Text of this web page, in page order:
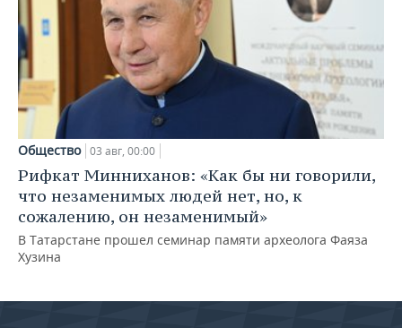
Общество 03 авг, 00:00
Рифкат Минниханов: «Как бы ни говорили,
что незаменимых людей нет, но, к
сожалению, он незаменимый»
В Татарстане прошел семинар памяти археолога Фаяза
Хузина